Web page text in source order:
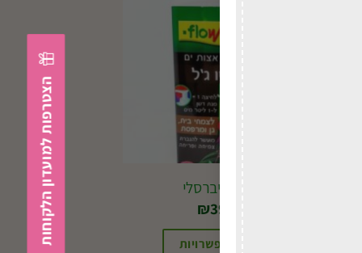
דשן אוניברסלי
₪39.00
בחירת אפשרויות הצטרפות למועדון הלקוחות